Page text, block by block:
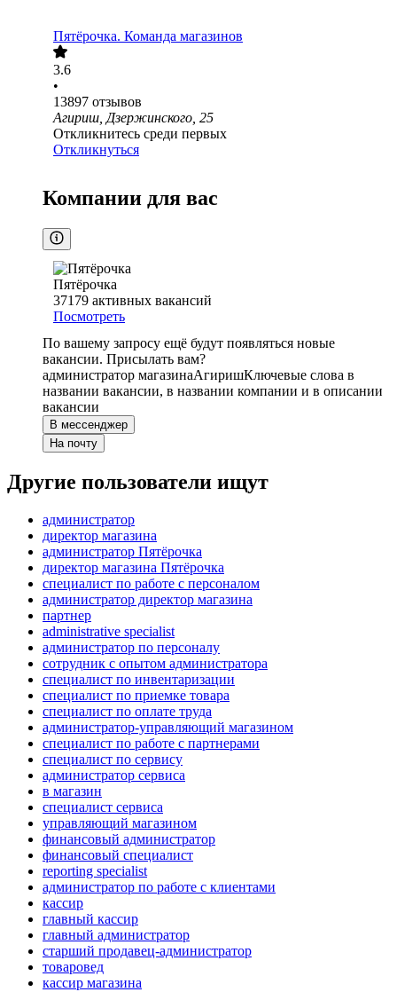
Пятёрочка. Команда магазинов
3.6
•
13897 отзывов
Агириш, Дзержинского, 25
Откликнитесь среди первых
Откликнуться
Компании для вас
Пятёрочка
37179 активных вакансий
Посмотреть
По вашему запросу ещё будут появляться новые
вакансии. Присылать вам?
администратор магазинаАгиришКлючевые слова в
названии вакансии, в названии компании и в описании
вакансии
В мессенджер
На почту
Другие пользователи ищут
администратор
директор магазина
администратор Пятёрочка
директор магазина Пятёрочка
специалист по работе с персоналом
администратор директор магазина
партнер
administrative specialist
администратор по персоналу
сотрудник с опытом администратора
специалист по инвентаризации
специалист по приемке товара
специалист по оплате труда
администратор-управляющий магазином
специалист по работе с партнерами
специалист по сервису
администратор сервиса
в магазин
специалист сервиса
управляющий магазином
финансовый администратор
финансовый специалист
reporting specialist
администратор по работе с клиентами
кассир
главный кассир
главный администратор
старший продавец-администратор
товаровед
кассир магазина